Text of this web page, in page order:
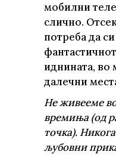
мобилни
слично.
потреба да
иднината, во
далечни
Не живееме
времиња (од
точка).
љубовни